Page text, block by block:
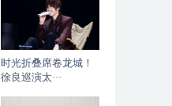
时光折叠席卷龙城！
徐良巡演太···